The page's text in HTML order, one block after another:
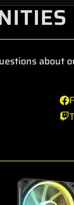
about